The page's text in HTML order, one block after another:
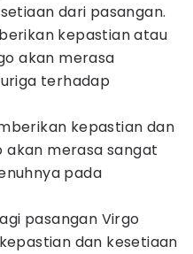
dari pasangan.
kepastian atau
akan merasa
terhadap
kepastian dan
akan merasa sangat
pada
pasangan Virgo
dan kesetiaan